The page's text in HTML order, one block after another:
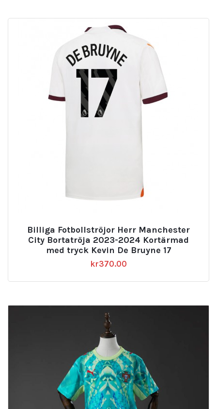
Billiga Fotbollströjor Herr Manchester
City Bortatröja 2023-2024 Kortärmad
med tryck Kevin De Bruyne 17
kr370.00